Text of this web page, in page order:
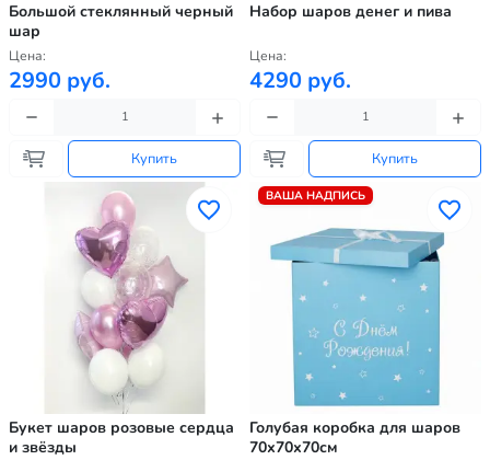
Большой стеклянный черный
шар
Цена:
2990 руб.
Купить
Набор шаров денег и пива
Цена:
4290 руб.
Купить
Букет шаров розовые сердца
и звёзды
ВАША НАДПИСЬ
Голубая коробка для шаров
70х70х70см